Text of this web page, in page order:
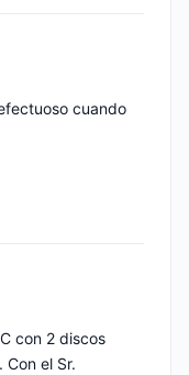
cuando
con 2 discos
el Sr.